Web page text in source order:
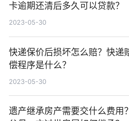
卡逾期还清后多久可以贷款？
2023-05-30
快递保价后损坏怎么赔？快递
偿程序是什么？
2023-05-30
遗产继承房产需要交什么费用？